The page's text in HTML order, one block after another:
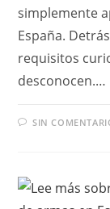
simplemente
España.
requisitos
desconocen.…
SIN